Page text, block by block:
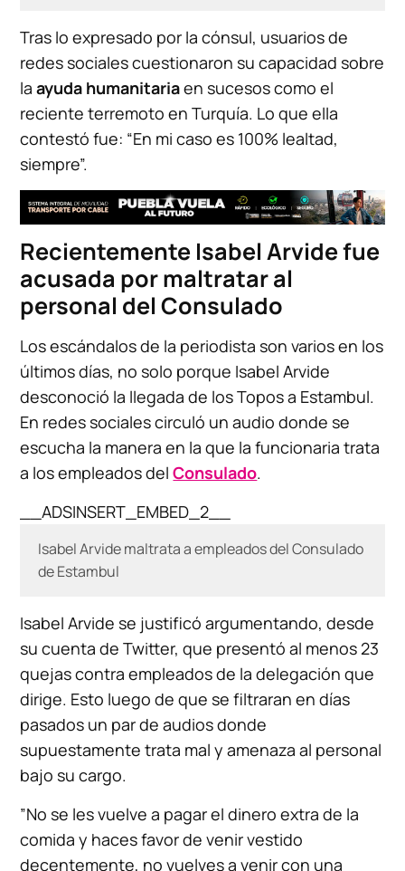
Tras lo expresado por la cónsul, usuarios de
redes sociales cuestionaron su capacidad sobre
laayuda humanitariaen sucesos como el
reciente terremoto en Turquía. Lo que ella
contestó fue: “En mi caso es 100% lealtad,
siempre”.
Recientemente Isabel Arvide fue
acusada por maltratar al
personal del Consulado
Los escándalos de la periodista son varios en los
últimos días, no solo porque Isabel Arvide
desconoció la llegada de los Topos a Estambul.
En redes sociales circuló un audio donde se
escucha la manera en la que la funcionaria trata
a los empleados delConsulado.
__ADSINSERT_EMBED_2__
Isabel Arvide maltrata a empleados del Consulado
de Estambul
Isabel Arvide se justificó argumentando, desde
su cuenta de Twitter, que presentó al menos 23
quejas contra empleados de la delegación que
dirige. Esto luego de que se filtraran en días
pasados un par de audios donde
supuestamente trata mal y amenaza al personal
bajo su cargo.
”No se les vuelve a pagar el dinero extra de la
comida y haces favor de venir vestido
decentemente, no vuelves a venir con una